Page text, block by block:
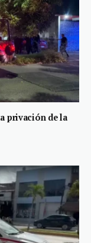
privación de la